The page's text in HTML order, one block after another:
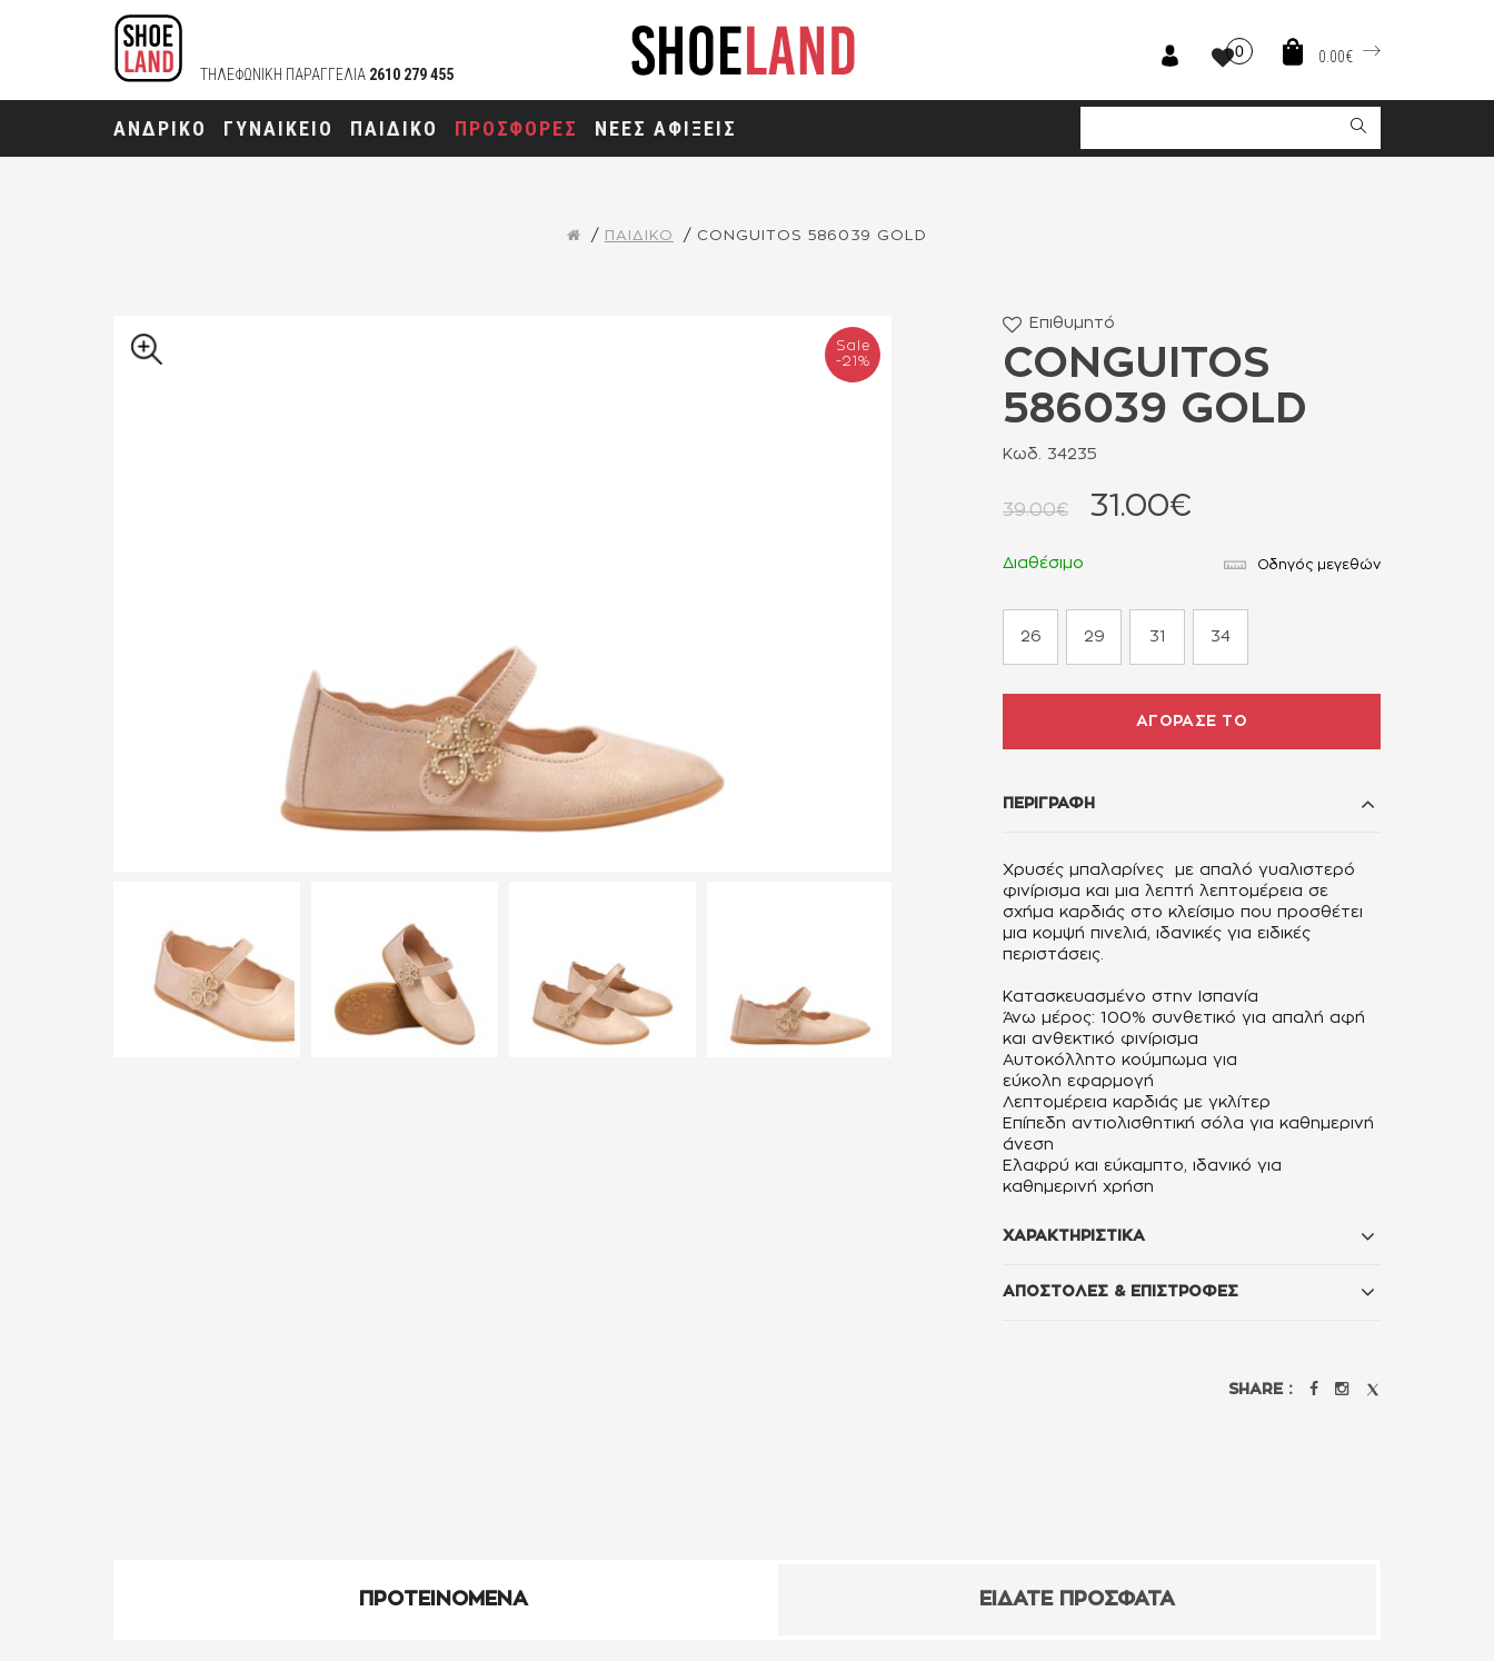
ΤΗΛΕΦΩΝΙΚΗ ΠΑΡΑΓΓΕΛΙΑ 2610 279 455
0 0.00€
ΑΝΔΡΙΚΟ ΓΥΝΑΙΚΕΙΟ ΠΑΙΔΙΚΟ ΠΡΟΣΦΟΡΕΣ ΝΕΕΣ ΑΦΙΞΕΙΣ
ΠΑΙΔΙΚΟ CONGUITOS 586039 GOLD
Sale
-21%
Επιθυμητό
CONGUITOS
586039 GOLD
Κωδ. 34235
39.00€ 31.00€
Διαθέσιμο Οδηγός μεγεθών
26 29 31 34
ΑΓΟΡΑΣΕ ΤΟ
ΠΕΡΙΓΡΑΦΗ
Χρυσές μπαλαρίνες με απαλό γυαλιστερό
φινίρισμα και μια λεπτή λεπτομέρεια σε
σχήμα καρδιάς στο κλείσιμο που προσθέτει
μια κομψή πινελιά, ιδανικές για ειδικές
περιστάσεις.
Κατασκευασμένο στην Ισπανία
Άνω μέρος: 100% συνθετικό για απαλή αφή
και ανθεκτικό φινίρισμα
Αυτοκόλλητο κούμπωμα για
εύκολη εφαρμογή
Λεπτομέρεια καρδιάς με γκλίτερ
Επίπεδη αντιολισθητική σόλα για καθημερινή
άνεση
Ελαφρύ και εύκαμπτο, ιδανικό για
καθημερινή χρήση
ΧΑΡΑΚΤΗΡΙΣΤΙΚΑ
ΑΠΟΣΤΟΛΕΣ & ΕΠΙΣΤΡΟΦΕΣ
SHARE :
ΠΡΟΤΕΙΝΟΜΕΝΑ ΕΙΔΑΤΕ ΠΡΟΣΦΑΤΑ